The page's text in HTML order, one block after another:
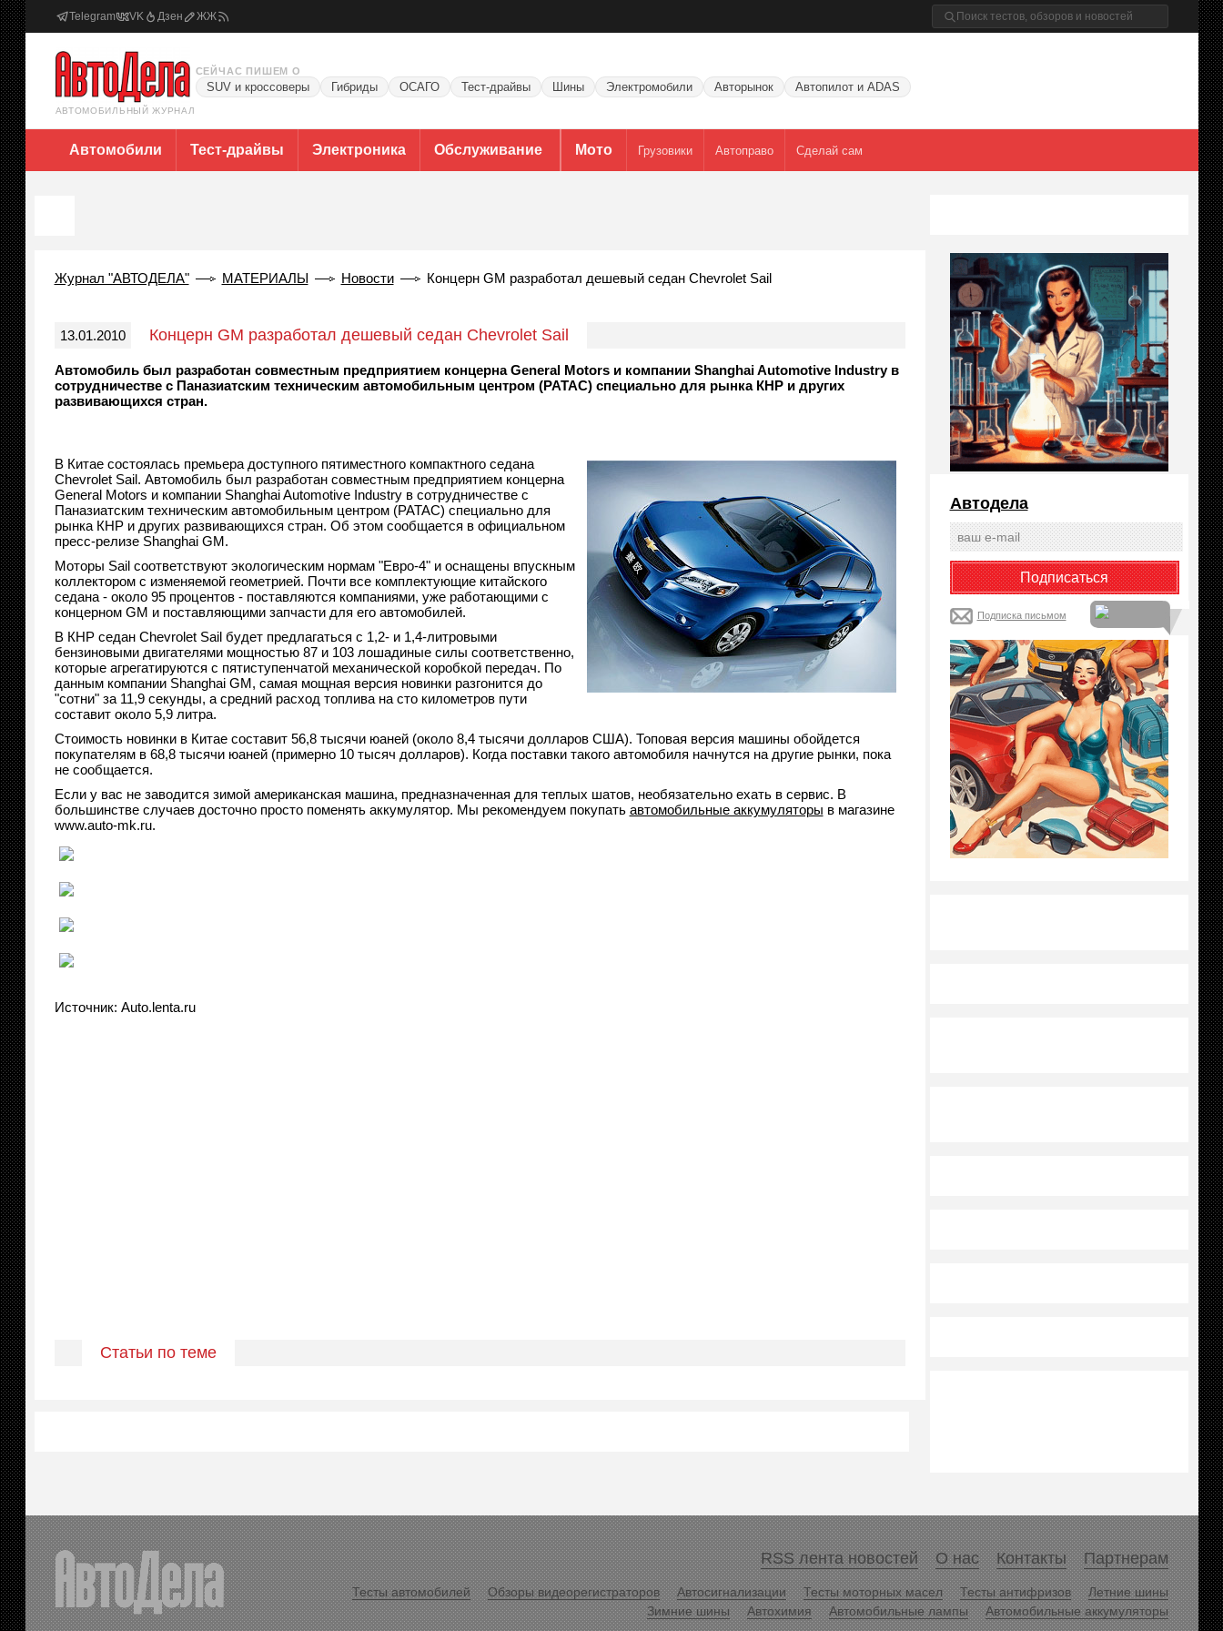
Telegram VK Дзен ЖЖ
АВТОМОБИЛЬНЫЙ ЖУРНАЛ
СЕЙЧАС ПИШЕМ О
SUV и кроссоверы Гибриды ОСАГО Тест-драйвы Шины Электромобили Авторынок Автопилот и ADAS
Автомобили Тест-драйвы Электроника Обслуживание Мото Грузовики Автоправо Сделай сам
Журнал "АВТОДЕЛА" МАТЕРИАЛЫ Новости Концерн GM разработал дешевый седан Chevrolet Sail
13.01.2010 Концерн GM разработал дешевый седан Chevrolet Sail
Автомобиль был разработан совместным предприятием концерна General Motors и компании Shanghai Automotive Industry в
сотрудничестве с Паназиатским техническим автомобильным центром (PATAC) специально для рынка КНР и других
развивающихся стран.
В Китае состоялась премьера доступного пятиместного компактного седана
Chevrolet Sail. Автомобиль был разработан совместным предприятием концерна
General Motors и компании Shanghai Automotive Industry в сотрудничестве с
Паназиатским техническим автомобильным центром (PATAC) специально для
рынка КНР и других развивающихся стран. Об этом сообщается в официальном
пресс-релизе Shanghai GM.
Моторы Sail соответствуют экологическим нормам "Евро-4" и оснащены впускным
коллектором с изменяемой геометрией. Почти все комплектующие китайского
седана - около 95 процентов - поставляются компаниями, уже работающими с
концерном GM и поставляющими запчасти для его автомобилей.
В КНР седан Chevrolet Sail будет предлагаться с 1,2- и 1,4-литровыми
бензиновыми двигателями мощностью 87 и 103 лошадиные силы соответственно,
которые агрегатируются с пятиступенчатой механической коробкой передач. По
данным компании Shanghai GM, самая мощная версия новинки разгонится до
"сотни" за 11,9 секунды, а средний расход топлива на сто километров пути
составит около 5,9 литра.
Стоимость новинки в Китае составит 56,8 тысячи юаней (около 8,4 тысячи долларов США). Топовая версия машины обойдется
покупателям в 68,8 тысячи юаней (примерно 10 тысяч долларов). Когда поставки такого автомобиля начнутся на другие рынки, пока
не сообщается.
Если у вас не заводится зимой американская машина, предназначенная для теплых шатов, необязательно ехать в сервис. В
большинстве случаев досточно просто поменять аккумулятор. Мы рекомендуем покупать автомобильные аккумуляторы в магазине
www.auto-mk.ru.
Источник: Auto.lenta.ru
Статьи по теме
Автодела
Подписка письмом
RSS лента новостей О нас Контакты Партнерам
Тесты автомобилей Обзоры видеорегистраторов Автосигнализации Тесты моторных масел Тесты антифризов
Летние шины
Зимние шины
Автохимия Автомобильные лампы Автомобильные аккумуляторы